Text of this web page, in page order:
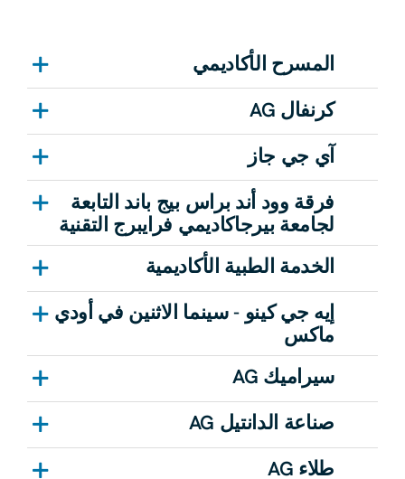
المسرح الأكاديمي
كرنفال AG
آي جي جاز
فرقة وود أند براس بيج باند التابعة
لجامعة بيرجاكاديمي فرايبرج التقنية
الخدمة الطبية الأكاديمية
إيه جي كينو - سينما الاثنين في أودي
ماكس
سيراميك AG
صناعة الدانتيل AG
طلاء AG